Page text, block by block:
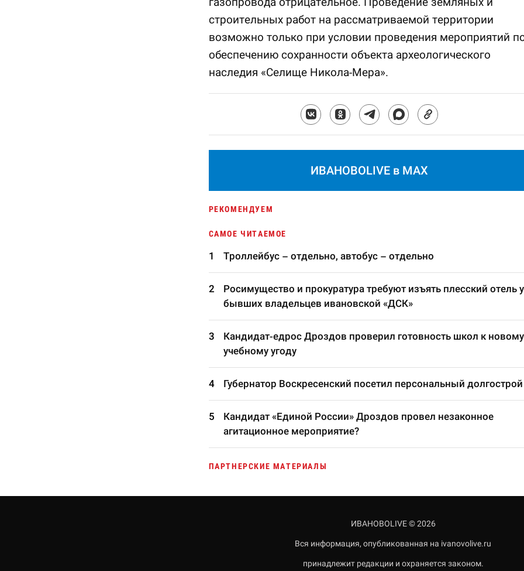
строительных работ на рассматриваемой территории
возможно только при условии проведения мероприятий
обеспечению сохранности объекта археологического
наследия «Селище Никола-Мера».
ИВАНОВОLIVE в MAX
РЕКОМЕНДУЕМ
САМОЕ ЧИТАЕМОЕ
Троллейбус – отдельно, автобус – отдельно
Росимущество и прокуратура требуют изъять плесский отель у
бывших владельцев ивановской «ДСК»
Кандидат-едрос Дроздов проверил готовность школ к новому
учебному угоду
Губернатор Воскресенский посетил персональный долгострой
Кандидат «Единой России» Дроздов провел незаконное
агитационное мероприятие?
ПАРТНЕРСКИЕ МАТЕРИАЛЫ
ИВАНОВОLIVE © 2026
Вся информация, опубликованная на ivanovolive.ru
принадлежит редакции и охраняется законом.